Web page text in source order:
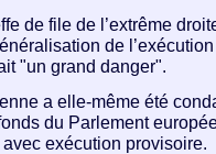
de file de l’extrême
de
"un grand danger".
a elle-même été
du Parlement
exécution provisoire.